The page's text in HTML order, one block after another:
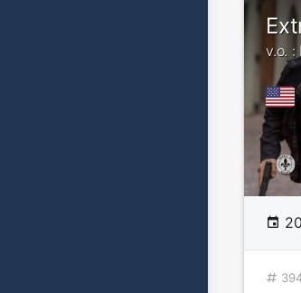
v.o. :